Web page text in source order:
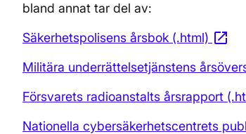
bland annat tar del av:
Säkerhetspolisens årsbok (.html) open_in_new
Militära underrättelsetjänstens
Försvarets radioanstalts årsrapport
Nationella cybersäkerhetscentrets